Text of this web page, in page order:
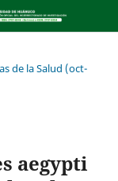
de la Salud (oct-
aegypti